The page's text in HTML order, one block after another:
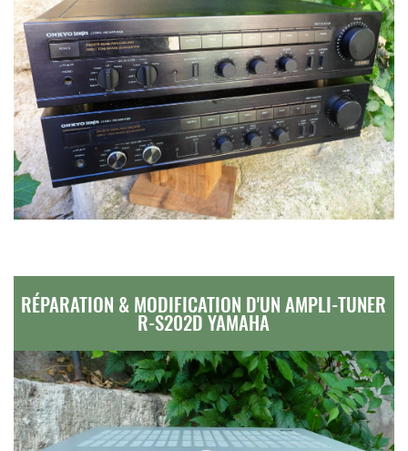
RÉPARATION & MODIFICATION D'UN AMPLI-TUNER
R-S202D YAMAHA